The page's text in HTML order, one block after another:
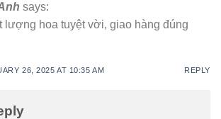
says:
lượng hoa tuyệt vời, giao hàng đúng
26, 2025 AT 10:35 AM REPLY